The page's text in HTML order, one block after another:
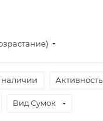
наличии Активность
Вид Сумок